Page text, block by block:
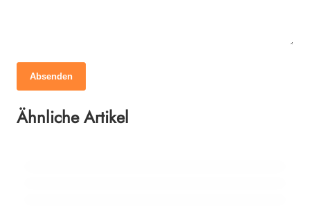
Absenden
Ähnliche Artikel
Braucht dein Pferd wirklich mehr
13. Januar 2026
Interview mit Dr. Petra Weiermayer: